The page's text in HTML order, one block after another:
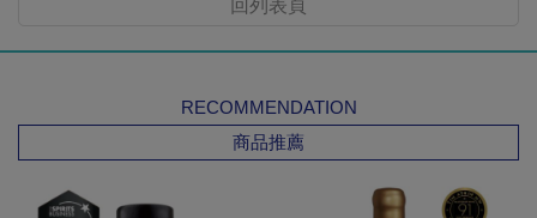
回列表頁
RECOMMENDATION
商品推薦